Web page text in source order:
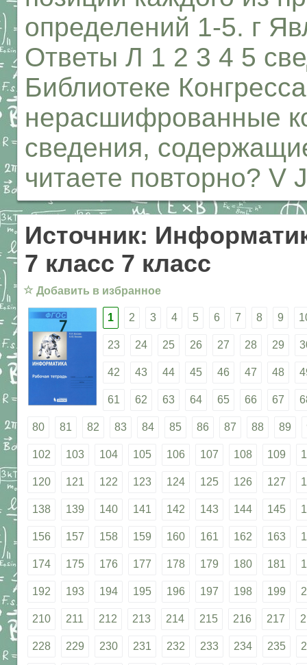
определений 1-5. г
Ответы Л 1 2 3 4 5
Библиотеке
нерасшифрованные
сведения,
читаете повторно? V J
Источник:
7 класс 7 класс
☆ Добавить в избранное
1 2 3 4 5 6 7 8 9
23 24 25 26 27 28 29
42 43 44 45 46 47 48
61 62 63 64 65 66 67
80 81 82 83 84 85 86 87 88 89
102 103 104 105 106 107 108 109
120 121 122 123 124 125 126 127
138 139 140 141 142 143 144 145
156 157 158 159 160 161 162 163
174 175 176 177 178 179 180 181
192 193 194 195 196 197 198 199
210 211 212 213 214 215 216 217
228 229 230 231 232 233 234 235